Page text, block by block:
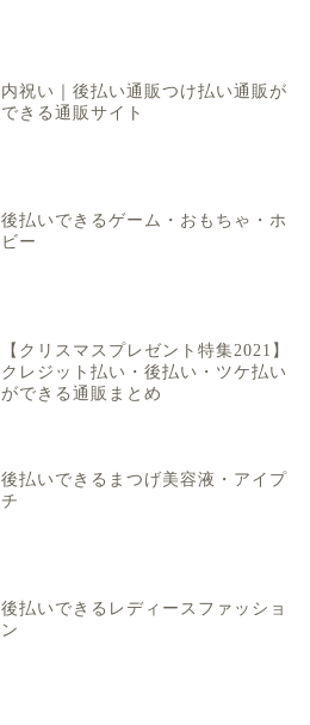
内祝い｜後払い通販つけ払い通販が
できる通販サイト
後払いできるゲーム・おもちゃ・ホ
ビー
【クリスマスプレゼント特集2021】
クレジット払い・後払い・ツケ払い
ができる通販まとめ
後払いできるまつげ美容液・アイプ
チ
後払いできるレディースファッショ
ン